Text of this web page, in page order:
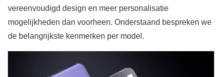
vereenvoudigd design en meer personalisatie
mogelijkheden dan voorheen. Onderstaand bespreken we
de belangrijkste kenmerken per model.